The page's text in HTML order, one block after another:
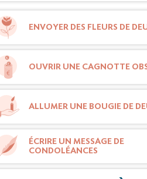
ENVOYER DES FLEURS DE
OUVRIR UNE CAGNOTTE
ALLUMER UNE BOUGIE DE
ÉCRIRE UN MESSAGE DE
CONDOLÉANCES